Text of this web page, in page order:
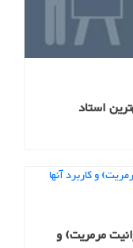
استاد
مرمریت) و